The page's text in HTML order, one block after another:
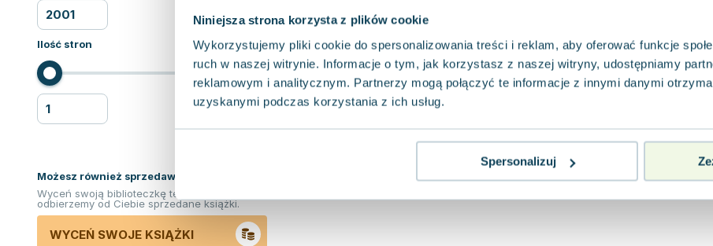
Niniejsza strona korzysta z plików cookie
Wykorzystujemy pliki cookie do spersonalizowania treści i reklam, aby oferować funkcje
ruch w naszej witrynie. Informacje o tym, jak korzystasz z naszej witryny, udostępniamy
reklamowym i analitycznym. Partnerzy mogą połączyć te informacje z innymi danymi
uzyskanymi podczas korzystania z ich usług.
Spersonalizuj
Ilość stron
Możesz również sprzedawać ksiązki!
Wyceń swoją biblioteczkę teraz. Odkupimy i
odbierzemy od Ciebie sprzedane książki.
WYCEŃ SWOJE KSIĄŻKI